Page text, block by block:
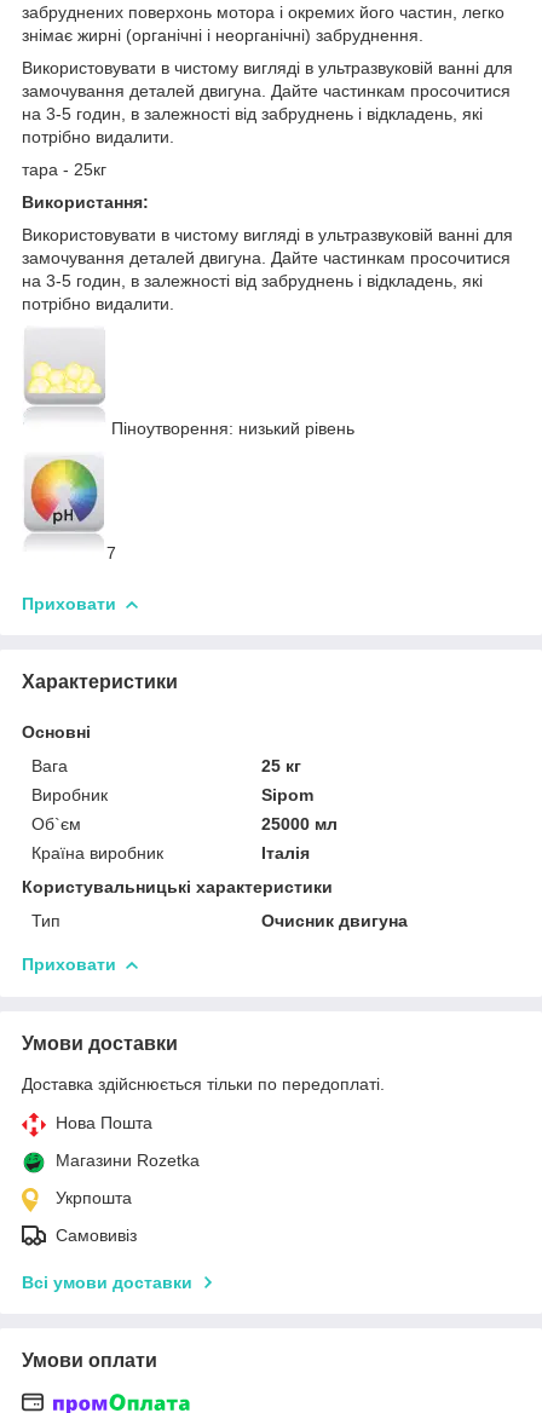
забруднених поверхонь мотора і окремих його частин, легко
знімає жирні (органічні і неорганічні) забруднення.
Використовувати в чистому вигляді в ультразвуковій ванні для
замочування деталей двигуна. Дайте частинкам просочитися
на 3-5 годин, в залежності від забруднень і відкладень, які
потрібно видалити.
тара - 25кг
Використання:
Використовувати в чистому вигляді в ультразвуковій ванні для
замочування деталей двигуна. Дайте частинкам просочитися
на 3-5 годин, в залежності від забруднень і відкладень, які
потрібно видалити.
Піноутворення: низький рівень
7
Приховати
Характеристики
Основні
Вага
25 кг
Виробник
Sipom
Об`єм
25000 мл
Країна виробник
Італія
Користувальницькі характеристики
Тип
Очисник двигуна
Приховати
Умови доставки
Доставка здійснюється тільки по передоплаті.
Нова Пошта
Магазини Rozetka
Укрпошта
Самовивіз
Всі умови доставки
Умови оплати